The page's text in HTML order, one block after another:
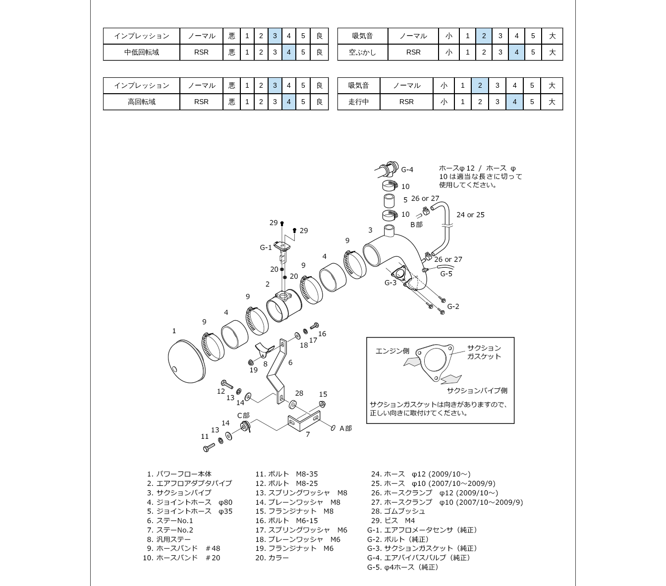
インプレッション ノーマル 悪 1 2 3 4 5 良
中低回転域 RSR 悪 1 2 3 4 5 良
インプレッション ノーマル 悪 1 2 3 4 5 良
高回転域 RSR 悪 1 2 3 4 5 良
吸気音 ノーマル 小 1 2 3 4 5 大
空ぶかし RSR 小 1 2 3 4 5 大
吸気音 ノーマル 小 1 2 3 4 5 大
走行中 RSR 小 1 2 3 4 5 大